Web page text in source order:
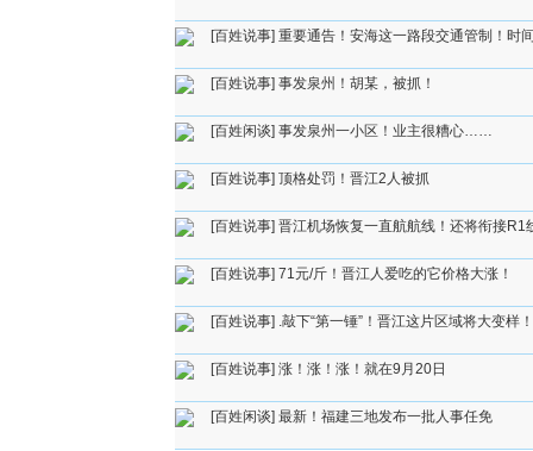
[百姓说事] 重要通告！安海这一路段交通管制！
[百姓说事] 事发泉州！胡某，被抓！
[百姓闲谈] 事发泉州一小区！业主很糟心……
[百姓说事] 顶格处罚！晋江2人被抓
[百姓说事] 晋江机场恢复一直航航线！还将衔接
[百姓说事] 71元/斤！晋江人爱吃的它价格大涨！
[百姓说事] .敲下“第一锤”！晋江这片区域将大变样！
[百姓说事] 涨！涨！涨！就在9月20日
[百姓闲谈] 最新！福建三地发布一批人事任免